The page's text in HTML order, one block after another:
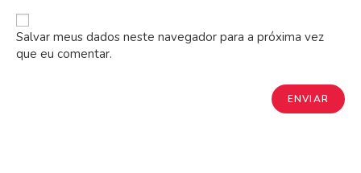
Salvar meus dados neste navegador para a próxima vez
que eu comentar.